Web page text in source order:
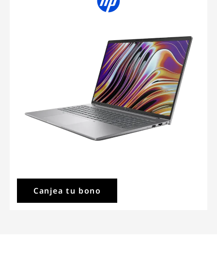
Canjea tu bono